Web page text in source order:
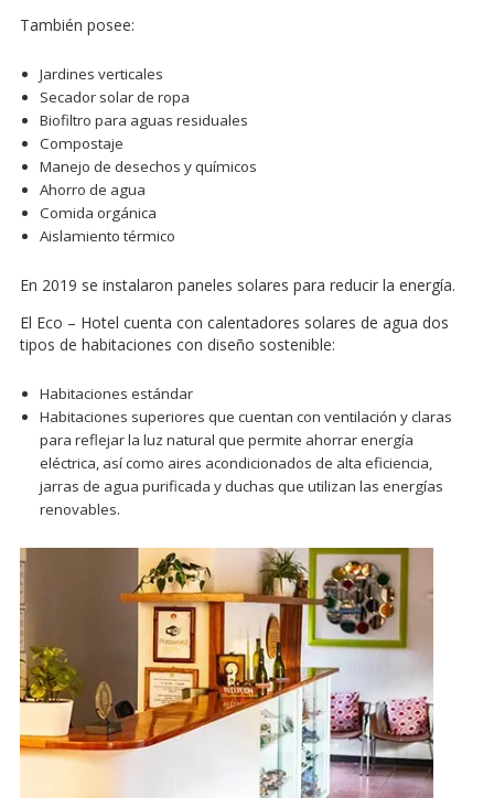
También posee:
Jardines verticales
Secador solar de ropa
Biofiltro para aguas residuales
Compostaje
Manejo de desechos y químicos
Ahorro de agua
Comida orgánica
Aislamiento térmico
En 2019 se instalaron paneles solares para reducir la energía.
El Eco – Hotel cuenta con calentadores solares de agua dos
tipos de habitaciones con diseño sostenible:
Habitaciones estándar
Habitaciones superiores que cuentan con ventilación y claras
para reflejar la luz natural que permite ahorrar energía
eléctrica, así como aires acondicionados de alta eficiencia,
jarras de agua purificada y duchas que utilizan las energías
renovables.